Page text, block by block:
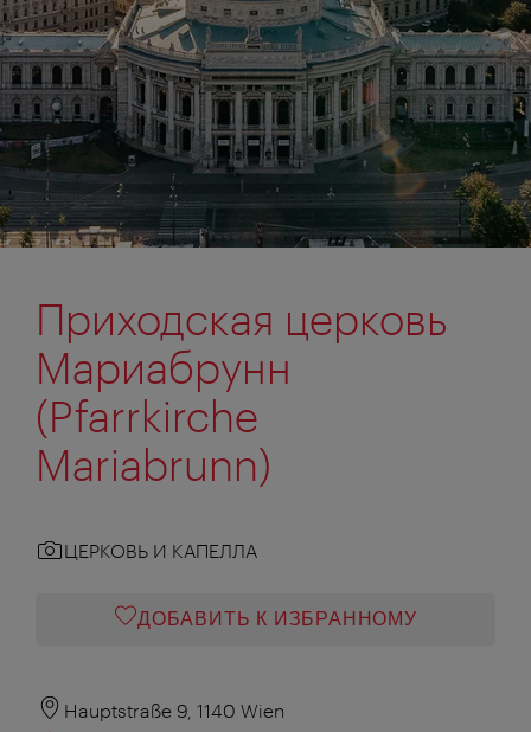
Приходская церковь
Мариабрунн
(Pfarrkirche
Mariabrunn)
ЦЕРКОВЬ И КАПЕЛЛА
ДОБАВИТЬ К ИЗБРАННОМУ
Hauptstraße 9, 1140 Wien